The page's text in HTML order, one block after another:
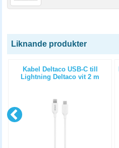
Liknande produkter
Kabel Deltaco USB-C till
Lightning Deltaco vit 2 m